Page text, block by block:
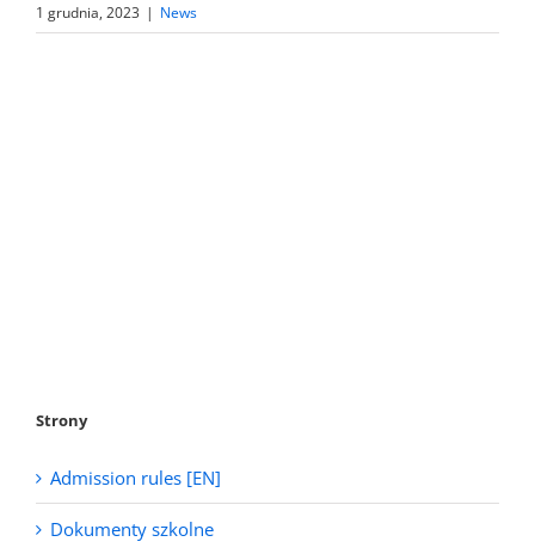
1 grudnia, 2023 | News
Strony
Admission rules [EN]
Dokumenty szkolne